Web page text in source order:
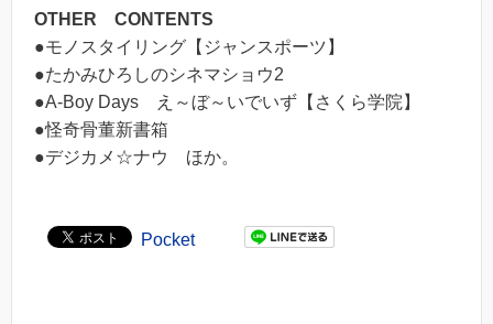
OTHER CONTENTS
●モノスタイリング【ジャンスポーツ】
●たかみひろしのシネマショウ2
●A-Boy Days え～ぼ～いでいず【さくら学院】
●怪奇骨董新書箱
●デジカメ☆ナウ ほか。
Pocket